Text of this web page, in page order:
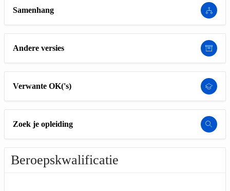
Samenhang
Andere versies
Verwante OK('s)
Zoek je opleiding
Beroepskwalificatie